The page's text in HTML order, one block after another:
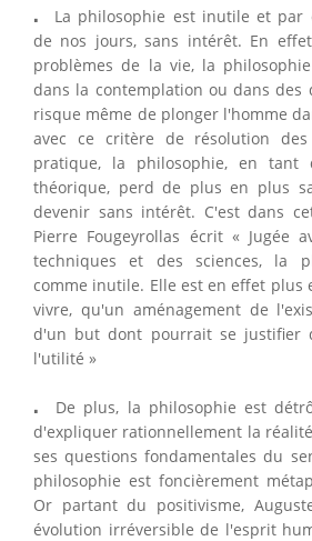
⋅⋅
La philosophie est inutile et par
de nos jours, sans intérêt. En
problèmes de la vie, la
dans la contemplation ou dans des
risque même de plonger l'homme
avec ce critère de résolution
pratique, la philosophie, en tant
théorique, perd de plus en plus
devenir sans intérêt. C'est dans
Pierre Fougeyrollas écrit « Jugée
techniques et des sciences, la
comme inutile. Elle est en effet plus
vivre, qu'un aménagement de
d'un but dont pourrait se justifier
l'utilité »
⋅⋅
De plus, la philosophie est
d'expliquer rationnellement la
ses questions fondamentales du
philosophie est foncièrement
Or partant du positivisme,
évolution irréversible de l'esprit